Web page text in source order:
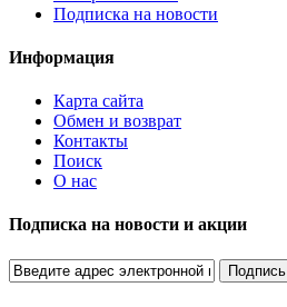
Подписка на новости
Информация
Карта сайта
Обмен и возврат
Контакты
Поиск
О нас
Подписка на новости и акции
Подпись